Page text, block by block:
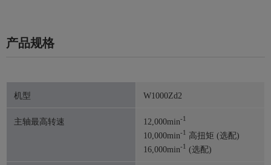
产品规格
机型 W1000Zd2
主轴最高转速 12,000min-1
10,000min-1 高扭矩 (选配)
16,000min-1 (选配)